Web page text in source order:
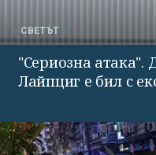
СВЕТЪТ
"Сериозна атака".
Лайпциг е бил с